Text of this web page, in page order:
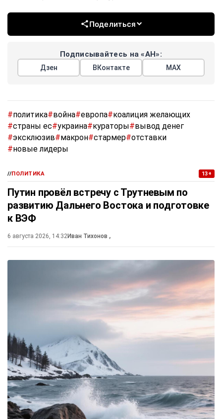
Поделиться
Подписывайтесь на «АН»:
Дзен ВКонтакте МАХ
#политика#война#европа#коалиция желающих
#страны ес#украина#кураторы#вывод денег
#эксклюзив#макрон#стармер#отставки
#новые лидеры
//ПОЛИТИКА 13+
Путин провёл встречу с Трутневым по
развитию Дальнего Востока и подготовке
к ВЭФ
6 августа 2026, 14:32Иван Тихонов ,